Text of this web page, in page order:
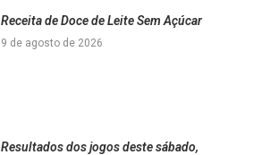
Receita de Doce de Leite Sem Açúcar
9 de agosto de 2026
Resultados dos jogos deste sábado,